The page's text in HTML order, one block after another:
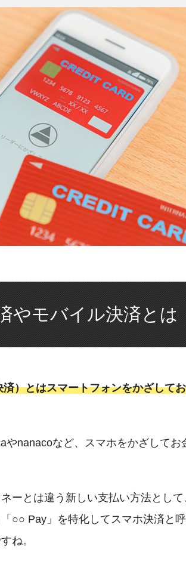
やモバイル決済とは
）とはスマートフォンをかざして
やnanacoなど、スマホをかざしてお
ーとは違う新しい支払い方法とし
○○ Pay」を特化してスマホ決済と
ね。